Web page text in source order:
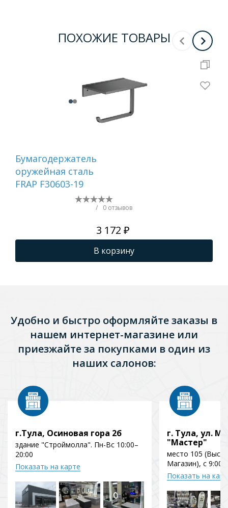
ПОХОЖИЕ ТОВАРЫ
Бумагодержатель
оружейная сталь
FRAP F30603-19
/ 0 отзывов
3 172 ₽
В корзину
Удобно и быстро оформляйте заказы в
нашем интернет-магазине или
приезжайте за покупками в один из
наших салонов:
г.Тула, Осиновая гора 2б
здание "Строймолла". Пн-Вс 10:00–
20:00
Показать на карте
г. Тула, ул.
"Мастер"
место 105
Магазин), с 9:00
Показать на